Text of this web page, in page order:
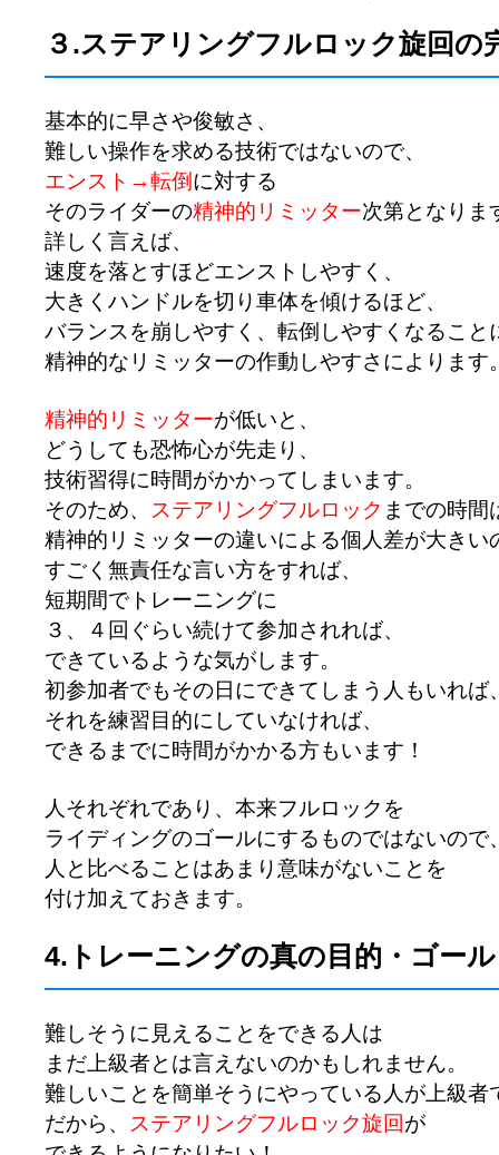
３.ステアリングフルロック旋回の
基本的に早さや俊敏さ、
難しい操作を求める技術ではないので、
エンスト→転倒 に対する
そのライダーの精神的リミッター次第となりま
詳しく言えば、
速度を落とすほどエンストしやすく、
大きくハンドルを切り車体を傾けるほど、
バランスを崩しやすく、転倒しやすくなること
精神的なリミッターの作動しやすさによります
精神的リミッターが低いと、
どうしても恐怖心が先走り、
技術習得に時間がかかってしまいます。
そのため、
ステアリングフルロック までの時間
精神的リミッターの違いによる個人差が大きい
すごく無責任な言い方をすれば、
短期間でトレーニングに
３、４回ぐらい続けて参加されれば、
できているような気がします。
初参加者でもその日にできてしまう人もいれば
それを練習目的にしていなければ、
できるまでに時間がかかる方もいます！
人それぞれであり、本来フルロックを
ライディングのゴールにするものではないので
人と比べることはあまり意味がないことを
付け加えておきます。
4.トレーニングの真の目的・ゴール
難しそうに見えることをできる人は
まだ上級者とは言えないのかもしれません。
難しいことを簡単そうにやっている人が上級者
だから、
ステアリングフルロック旋回が